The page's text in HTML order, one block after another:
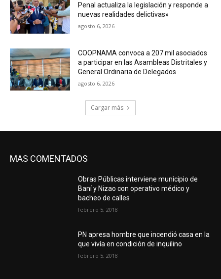
Penal actualiza la legislación y responde a
nuevas realidades delictivas»
agosto 6, 2026
COOPNAMA convoca a 207 mil asociados
a participar en las Asambleas Distritales y
General Ordinaria de Delegados
agosto 6, 2026
Cargar más
MAS COMENTADOS
Obras Públicas interviene municipio de
Baní y Nizao con operativo médico y
bacheo de calles
febrero 5, 2018
PN apresa hombre que incendió casa en la
que vivía en condición de inquilino
febrero 5, 2018